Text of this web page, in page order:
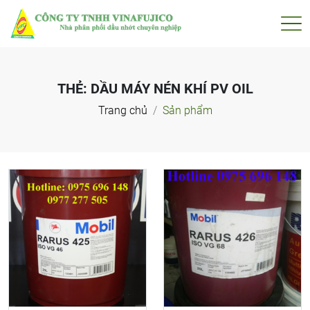
THẺ: DẦU MÁY NÉN KHÍ PV OIL
Trang chủ Sản phẩm